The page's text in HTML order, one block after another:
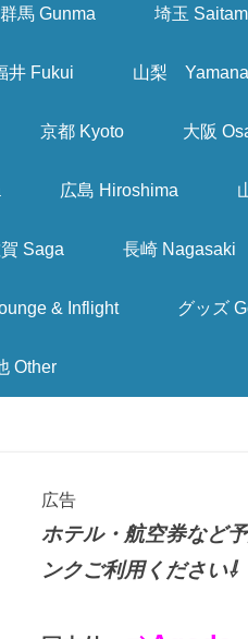
群馬 Gunma 埼玉
井 Fukui 山梨
京都 Kyoto 大阪
広島 Hiroshima
Saga 長崎 Nagasaki
& Inflight グッズ
Other
広告
ホテル・航空券など
ンクご利用ください⇩